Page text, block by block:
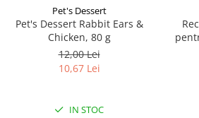
Pet's Dessert
Pet's Dessert Rabbit Ears &
Chicken, 80 g
12,00 Lei
10,67 Lei
IN STOC